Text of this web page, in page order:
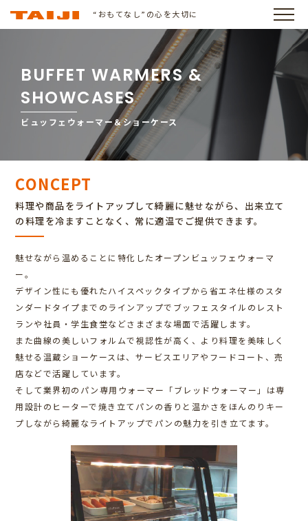
“おもてなし”の心を大切に
BUFFET WARMERS &
SHOWCASES
ビュッフェウォーマー＆ショーケース
CONCEPT
料理や商品をライトアップして綺麗に魅せながら、出来立て
の料理を冷ますことなく、常に適温でご提供できます。
魅せながら温めることに特化したオープンビュッフェウォーマ
ー。
デザイン性にも優れたハイスペックタイプから省エネ仕様のスタ
ンダードタイプまでのラインアップでブッフェスタイルのレスト
ランや社員・学生食堂などさまざまな場面で活躍します。
また曲線の美しいフォルムで視認性が高く、より料理を美味しく
魅せる温蔵ショーケースは、サービスエリアやフードコート、売
店などで活躍しています。
そして業界初のパン専用ウォーマー「ブレッドウォーマー」は専
用設計のヒーターで焼き立てパンの香りと温かさをほんのりキー
プしながら綺麗なライトアップでパンの魅力を引き立てます。